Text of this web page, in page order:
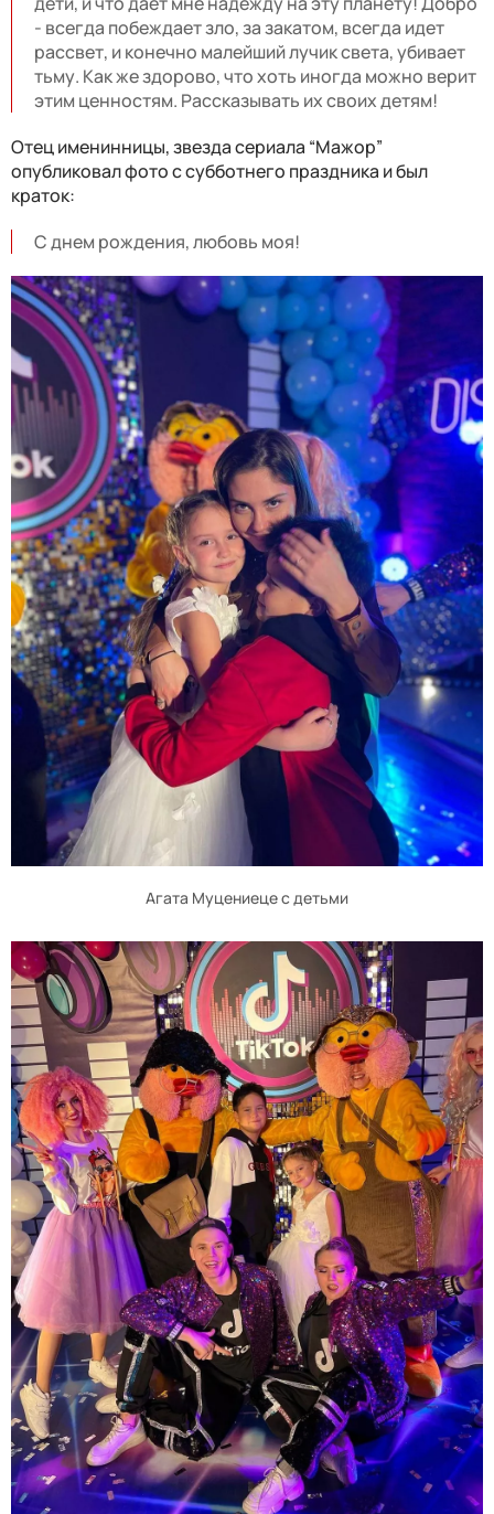
- всегда побеждает зло, за закатом, всегда идет
рассвет, и конечно малейший лучик света, убивает
тьму. Как же здорово, что хоть иногда можно верит
этим ценностям. Рассказывать их своих детям!
Отец именинницы, звезда сериала “Мажор”
опубликовал фото с субботнего праздника и был
краток:
С днем рождения, любовь моя!
Агата Муцениеце с детьми